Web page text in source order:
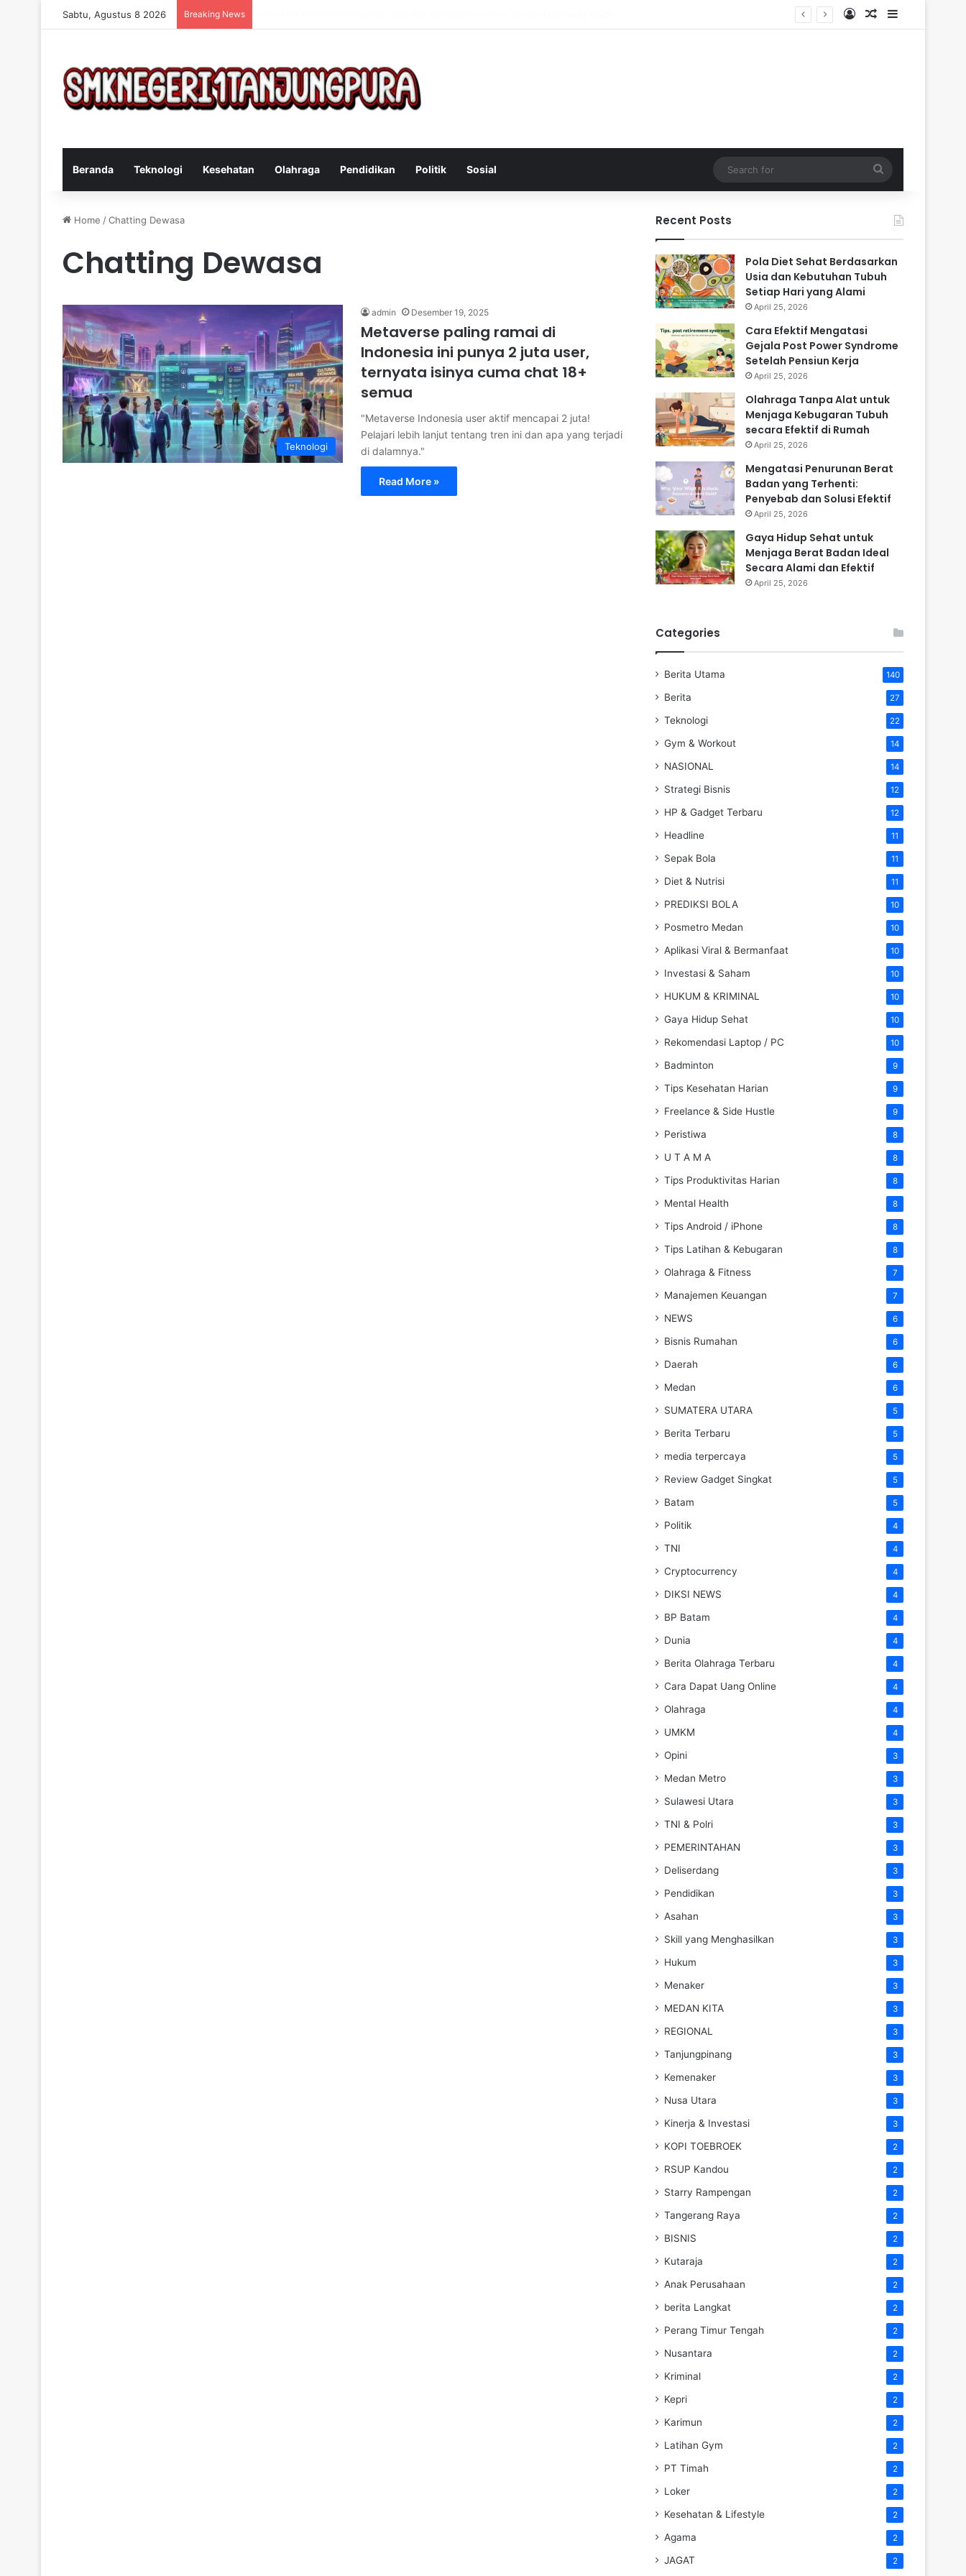
Sabtu, Agustus 8 2026 Breaking News Log InRandom Article
Sidebar
Beranda Teknologi Kesehatan Olahraga Pendidikan Politik Sosial
for
Home /Chatting Dewasa
Chatting Dewasa
Teknologi
admin Desember 19, 2025
Metaverse paling ramai di
Indonesia ini punya 2 juta user,
ternyata isinya cuma chat 18+
semua
"Metaverse Indonesia user aktif mencapai 2 juta!
Pelajari lebih lanjut tentang tren ini dan apa yang terjadi
di dalamnya."
Read More »
Recent Posts
Pola Diet Sehat Berdasarkan
Usia dan Kebutuhan Tubuh
Setiap Hari yang Alami
April 25, 2026
Cara Efektif Mengatasi
Gejala Post Power Syndrome
Setelah Pensiun Kerja
April 25, 2026
Olahraga Tanpa Alat untuk
Menjaga Kebugaran Tubuh
secara Efektif di Rumah
April 25, 2026
Mengatasi Penurunan Berat
Badan yang Terhenti:
Penyebab dan Solusi Efektif
April 25, 2026
Gaya Hidup Sehat untuk
Menjaga Berat Badan Ideal
Secara Alami dan Efektif
April 25, 2026
Categories
Berita Utama 140
Berita 27
Teknologi 22
Gym & Workout 14
NASIONAL 14
Strategi Bisnis 12
HP & Gadget Terbaru 12
Headline 11
Sepak Bola 11
Diet & Nutrisi 11
PREDIKSI BOLA 10
Posmetro Medan 10
Aplikasi Viral & Bermanfaat 10
Investasi & Saham 10
HUKUM & KRIMINAL 10
Gaya Hidup Sehat 10
Rekomendasi Laptop / PC 10
Badminton 9
Tips Kesehatan Harian 9
Freelance & Side Hustle 9
Peristiwa 8
U T A M A 8
Tips Produktivitas Harian 8
Mental Health 8
Tips Android / iPhone 8
Tips Latihan & Kebugaran 8
Olahraga & Fitness 7
Manajemen Keuangan 7
NEWS 6
Bisnis Rumahan 6
Daerah 6
Medan 6
SUMATERA UTARA 5
Berita Terbaru 5
media terpercaya 5
Review Gadget Singkat 5
Batam 5
Politik 4
TNI 4
Cryptocurrency 4
DIKSI NEWS 4
BP Batam 4
Dunia 4
Berita Olahraga Terbaru 4
Cara Dapat Uang Online 4
Olahraga 4
UMKM 4
Opini 3
Medan Metro 3
Sulawesi Utara 3
TNI & Polri 3
PEMERINTAHAN 3
Deliserdang 3
Pendidikan 3
Asahan 3
Skill yang Menghasilkan 3
Hukum 3
Menaker 3
MEDAN KITA 3
REGIONAL 3
Tanjungpinang 3
Kemenaker 3
Nusa Utara 3
Kinerja & Investasi 3
KOPI TOEBROEK 2
RSUP Kandou 2
Starry Rampengan 2
Tangerang Raya 2
BISNIS 2
Kutaraja 2
Anak Perusahaan 2
berita Langkat 2
Perang Timur Tengah 2
Nusantara 2
Kriminal 2
Kepri 2
Karimun 2
Latihan Gym 2
PT Timah 2
Loker 2
Kesehatan & Lifestyle 2
Agama 2
JAGAT 2